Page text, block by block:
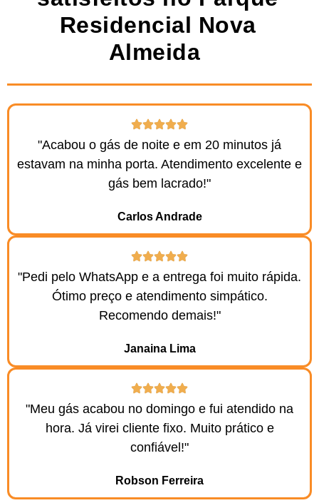
Residencial Nova
Almeida ​
"Acabou o gás de noite e em 20 minutos já
estavam na minha porta. Atendimento excelente e
gás bem lacrado!"
Carlos Andrade
"Pedi pelo WhatsApp e a entrega foi muito rápida.
Ótimo preço e atendimento simpático.
Recomendo demais!"
Janaina Lima
"Meu gás acabou no domingo e fui atendido na
hora. Já virei cliente fixo. Muito prático e
confiável!"
Robson Ferreira